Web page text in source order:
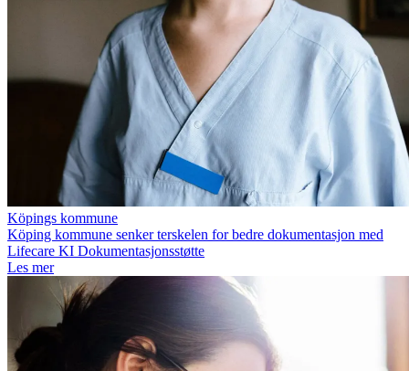
Köpings kommune
Köping kommune senker terskelen for bedre dokumentasjon med
Lifecare KI Dokumentasjonsstøtte
Les mer